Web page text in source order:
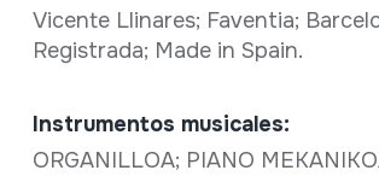
Vicente Llinares; Faventia;
Registrada; Made in Spain.
Instrumentos musicales:
ORGANILLOA; PIANO